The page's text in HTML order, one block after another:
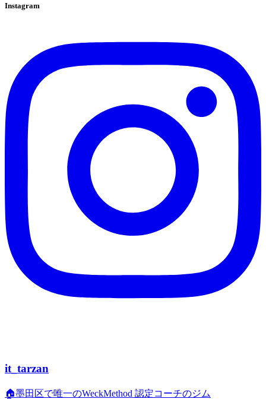
Instagram
it_tarzan
🏠墨田区で唯一のWeckMethod 認定コーチのジム